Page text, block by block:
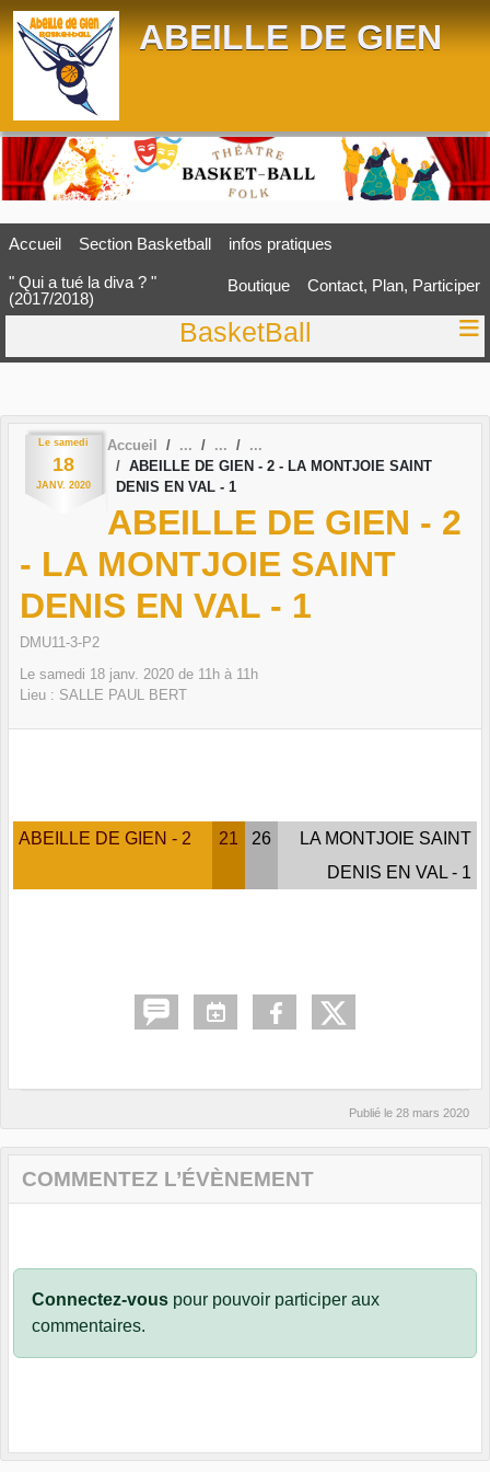
ABEILLE DE GIEN
Accueil Section Basketball infos pratiques
" Qui a tué la diva ? "
(2017/2018)
Boutique Contact, Plan, Participer
BasketBall
Le samedi
18
JANV. 2020
Accueil
ABEILLE DE GIEN - 2 - LA MONTJOIE SAINT
DENIS EN VAL - 1
ABEILLE DE GIEN - 2
- LA MONTJOIE SAINT
DENIS EN VAL - 1
DMU11-3-P2
Le samedi 18 janv. 2020 de 11h à 11h
Lieu : SALLE PAUL BERT
ABEILLE DE GIEN - 2 21 26
LA MONTJOIE SAINT
DENIS EN VAL - 1
Publié le 28 mars 2020
COMMENTEZ L’ÉVÈNEMENT
Connectez-vous pour pouvoir participer aux
commentaires.
Panneau de gestion des cookies